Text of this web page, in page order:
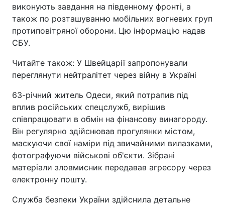
виконують завдання на південному фронті, а
також по розташуванню мобільних вогневих груп
протиповітряної оборони. Цю інформацію надав
СБУ.
Читайте також: У Швейцарії запропонували
переглянути нейтралітет через війну в Україні
63-річний житель Одеси, який потрапив під
вплив російських спецслужб, вирішив
співпрацювати в обмін на фінансову винагороду.
Він регулярно здійснював прогулянки містом,
маскуючи свої наміри під звичайними вилазками,
фотографуючи військові об'єкти. Зібрані
матеріали зловмисник передавав агресору через
електронну пошту.
Служба безпеки України здійснила детальне